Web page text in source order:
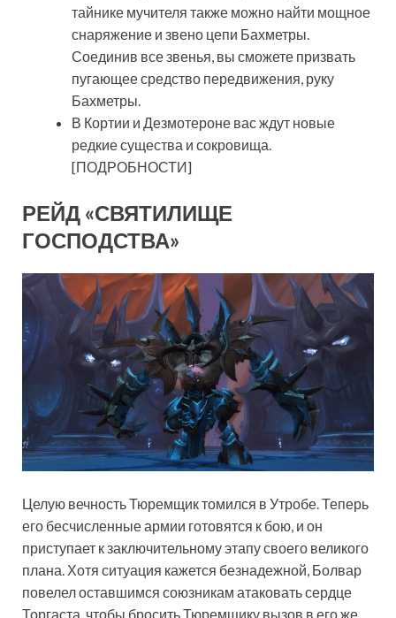
тайнике мучителя также можно найти мощное
снаряжение и звено цепи Бахметры.
Соединив все звенья, вы сможете призвать
пугающее средство передвижения, руку
Бахметры.
В Кортии и Дезмотероне вас ждут новые
редкие существа и сокровища.
[ПОДРОБНОСТИ]
РЕЙД «СВЯТИЛИЩЕ
ГОСПОДСТВА»
Целую вечность Тюремщик томился в Утробе. Теперь
его бесчисленные армии готовятся к бою, и он
приступает к заключительному этапу своего великого
плана. Хотя ситуация кажется безнадежной, Болвар
повелел оставшимся союзникам атаковать сердце
Торгаста, чтобы бросить Тюремщику вызов в его же